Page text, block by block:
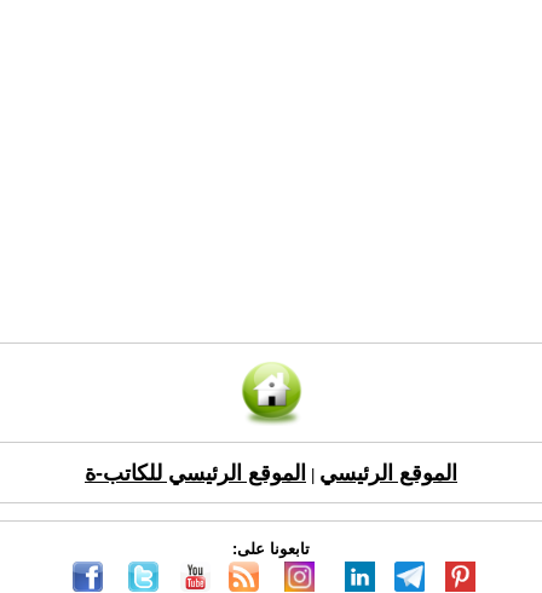
الموقع الرئيسي الموقع الرئيسي للكاتب-ة
تابعونا على: